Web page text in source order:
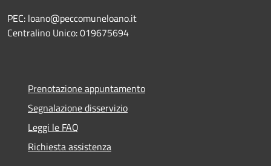
PEC: loano@peccomuneloano.it
Centralino Unico: 019675694
Prenotazione appuntamento
Segnalazione disservizio
Leggi le FAQ
Richiesta assistenza